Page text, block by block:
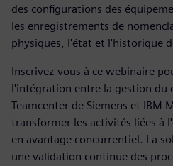
des configurations des
les enregistrements de
physiques, l'état et l'historique
Inscrivez-vous à ce webinaire
l'intégration entre la gestion du
Teamcenter de Siemens et IBM
transformer les activités liées à
en avantage concurrentiel. La
une validation continue des